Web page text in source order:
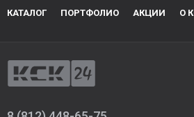
КАТАЛОГ ПОРТФОЛИО АКЦИИ О